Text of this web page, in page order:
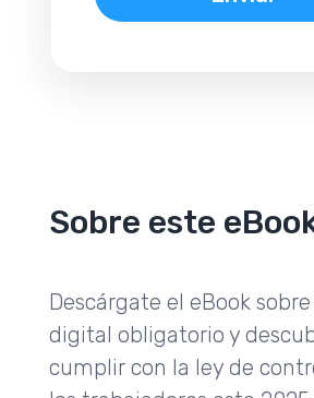
Sobre este
Descárgate el eBook
digital obligatorio y
cumplir con la ley de